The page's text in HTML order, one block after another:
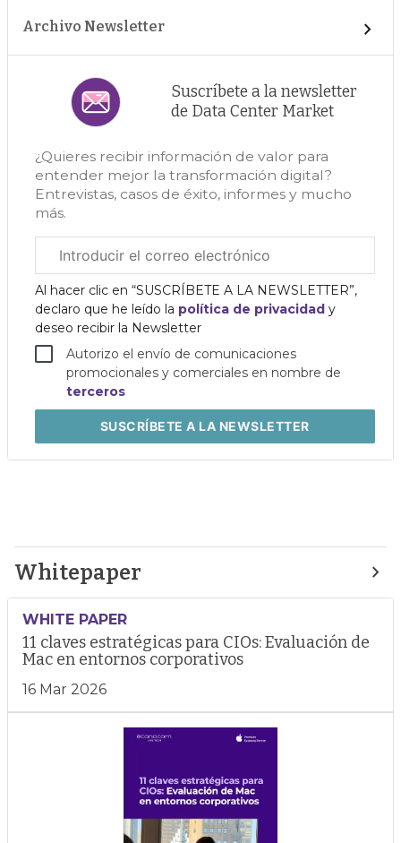
Archivo Newsletter
Suscríbete a la newsletter
de Data Center Market
¿Quieres recibir información de valor para
entender mejor la transformación digital?
Entrevistas, casos de éxito, informes y mucho
más.
electrónico
corporativo
Al hacer clic en “SUSCRÍBETE A LA NEWSLETTER”,
declaro que he leído la política de privacidad y
deseo recibir la Newsletter
Autorizo el envío de comunicaciones
promocionales y comerciales en nombre de
terceros
SUSCRÍBETEA LA NEWSLETTER
Whitepaper
WHITE PAPER
11 claves estratégicas para CIOs: Evaluación de
Mac en entornos corporativos
16 Mar 2026